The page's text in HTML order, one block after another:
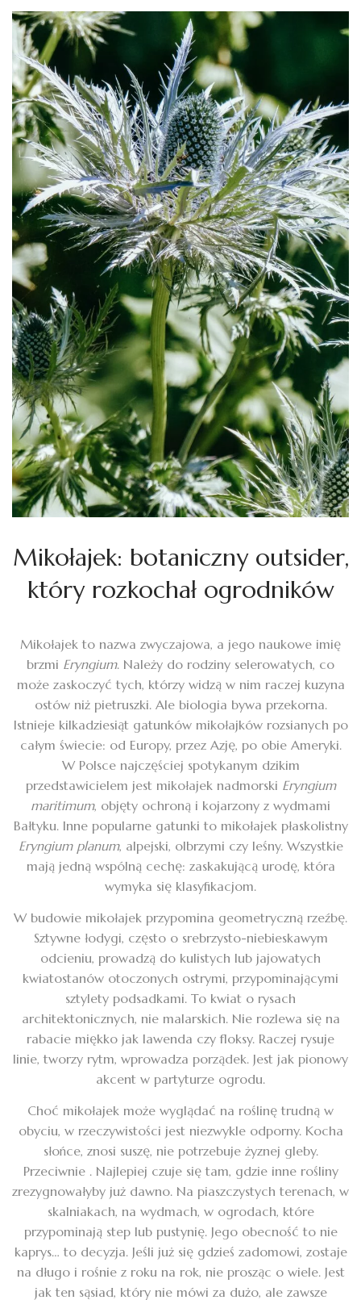
Mikołajek: botaniczny outsider,
który rozkochał ogrodników
Mikołajek to nazwa zwyczajowa, a jego naukowe imię
brzmi Eryngium. Należy do rodziny selerowatych, co
może zaskoczyć tych, którzy widzą w nim raczej kuzyna
ostów niż pietruszki. Ale biologia bywa przekorna.
Istnieje kilkadziesiąt gatunków mikołajków rozsianych po
całym świecie: od Europy, przez Azję, po obie Ameryki.
W Polsce najczęściej spotykanym dzikim
przedstawicielem jest mikołajek nadmorski Eryngium
maritimum, objęty ochroną i kojarzony z wydmami
Bałtyku. Inne popularne gatunki to mikołajek płaskolistny
Eryngium planum, alpejski, olbrzymi czy leśny. Wszystkie
mają jedną wspólną cechę: zaskakującą urodę, która
wymyka się klasyfikacjom.
W budowie mikołajek przypomina geometryczną rzeźbę.
Sztywne łodygi, często o srebrzysto-niebieskawym
odcieniu, prowadzą do kulistych lub jajowatych
kwiatostanów otoczonych ostrymi, przypominającymi
sztylety podsadkami. To kwiat o rysach
architektonicznych, nie malarskich. Nie rozlewa się na
rabacie miękko jak lawenda czy floksy. Raczej rysuje
linie, tworzy rytm, wprowadza porządek. Jest jak pionowy
akcent w partyturze ogrodu.
Choć mikołajek może wyglądać na roślinę trudną w
obyciu, w rzeczywistości jest niezwykle odporny. Kocha
słońce, znosi suszę, nie potrzebuje żyznej gleby.
Przeciwnie . Najlepiej czuje się tam, gdzie inne rośliny
zrezygnowałyby już dawno. Na piaszczystych terenach, w
skalniakach, na wydmach, w ogrodach, które
przypominają step lub pustynię. Jego obecność to nie
kaprys… to decyzja. Jeśli już się gdzieś zadomowi, zostaje
na długo i rośnie z roku na rok, nie prosząc o wiele. Jest
jak ten sąsiad, który nie mówi za dużo, ale zawsze